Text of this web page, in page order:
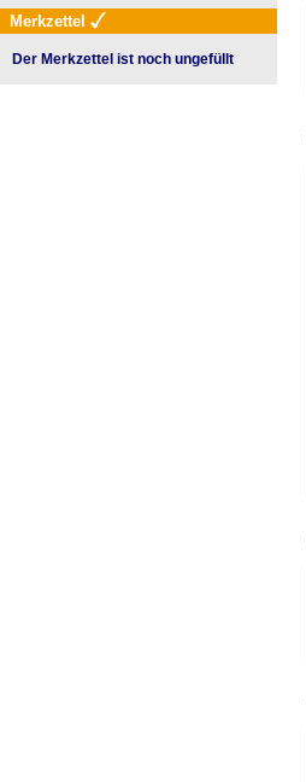
Merkzettel
Der Merkzettel ist noch ungefüllt